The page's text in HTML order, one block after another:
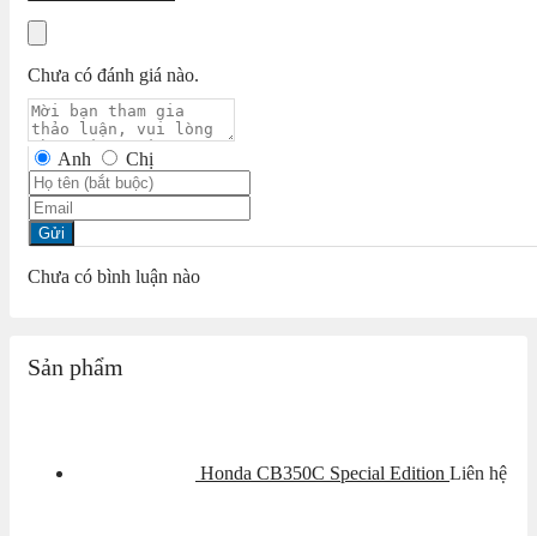
Chưa có đánh giá nào.
Anh Chị
Gửi
Chưa có bình luận nào
Sản phẩm
Honda CB350C Special Edition Liên hệ